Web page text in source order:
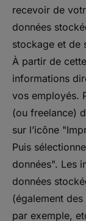
recevoir de
données
stockage et de
À partir de
informations
vos employés.
(ou freelance)
sur l’icône
Puis
données". Les
données
(également
par exemple,